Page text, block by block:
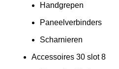
Handgrepen
Paneelverbinders
Scharnieren
Accessoires 30 slot 8